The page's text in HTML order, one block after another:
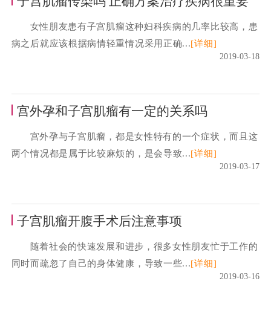
女性朋友患有子宫肌瘤这种妇科疾病的几率比较高，患
病之后就应该根据病情轻重情况采用正确...[详细]
2019-03-18
宫外孕和子宫肌瘤有一定的关系吗
宫外孕与子宫肌瘤，都是女性特有的一个症状，而且这
两个情况都是属于比较麻烦的，是会导致...[详细]
2019-03-17
子宫肌瘤开腹手术后注意事项
随着社会的快速发展和进步，很多女性朋友忙于工作的
同时而疏忽了自己的身体健康，导致一些...[详细]
2019-03-16